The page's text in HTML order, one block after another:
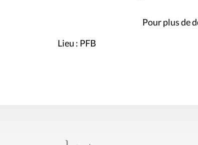
Pour plus de
Lieu : PFB